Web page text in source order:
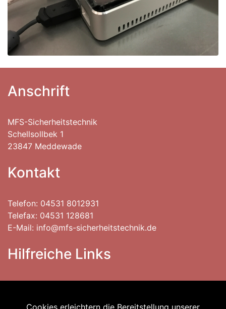
Cookies erleichtern die Bereitstellung unserer
Anschrift
MFS-Sicherheitstechnik
Schellsollbek 1
23847 Meddewade
Kontakt
Telefon: 04531 8012931
Telefax: 04531 128681
E-Mail: info@mfs-sicherheitstechnik.de
Hilfreiche Links